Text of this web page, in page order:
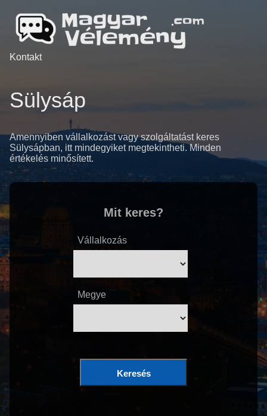
Kontakt
Sülysáp
Amennyiben vállalkozást vagy szolgáltatást keres
Sülysápban, itt mindegyiket megtekintheti. Minden
értékelés minősített.
Mit keres?
Vállalkozás
Megye
Keresés